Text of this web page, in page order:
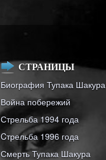
СТРАНИЦЫ
Биография Тупака Шакура
Война побережий
Стрельба 1994 года
Cтрельба 1996 года
Смерть Тупака Шакура